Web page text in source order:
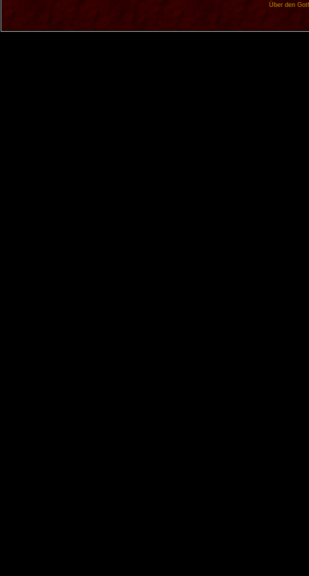
Über den